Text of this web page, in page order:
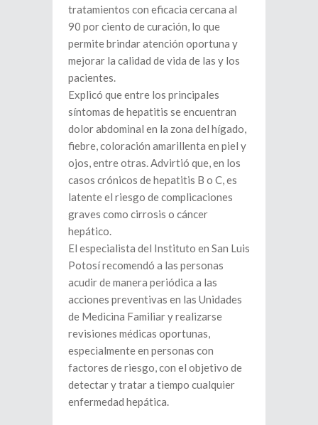
tratamientos con eficacia cercana al
90 por ciento de curación, lo que
permite brindar atención oportuna y
mejorar la calidad de vida de las y los
pacientes.
Explicó que entre los principales
síntomas de hepatitis se encuentran
dolor abdominal en la zona del hígado,
fiebre, coloración amarillenta en piel y
ojos, entre otras. Advirtió que, en los
casos crónicos de hepatitis B o C, es
latente el riesgo de complicaciones
graves como cirrosis o cáncer
hepático.
El especialista del Instituto en San Luis
Potosí recomendó a las personas
acudir de manera periódica a las
acciones preventivas en las Unidades
de Medicina Familiar y realizarse
revisiones médicas oportunas,
especialmente en personas con
factores de riesgo, con el objetivo de
detectar y tratar a tiempo cualquier
enfermedad hepática.